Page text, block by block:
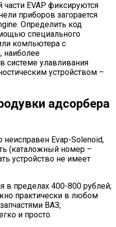
EVAP фиксируются
приборов загорается
Определить код
специального
компьютера с
наиболее
системе улавливания
устройством –
адсорбера
неисправен Evap-Solenoid,
(каталожный номер –
устройство не имеет
в пределах 400-800 рублей;
практически в любом
ВАЗ;
и просто.